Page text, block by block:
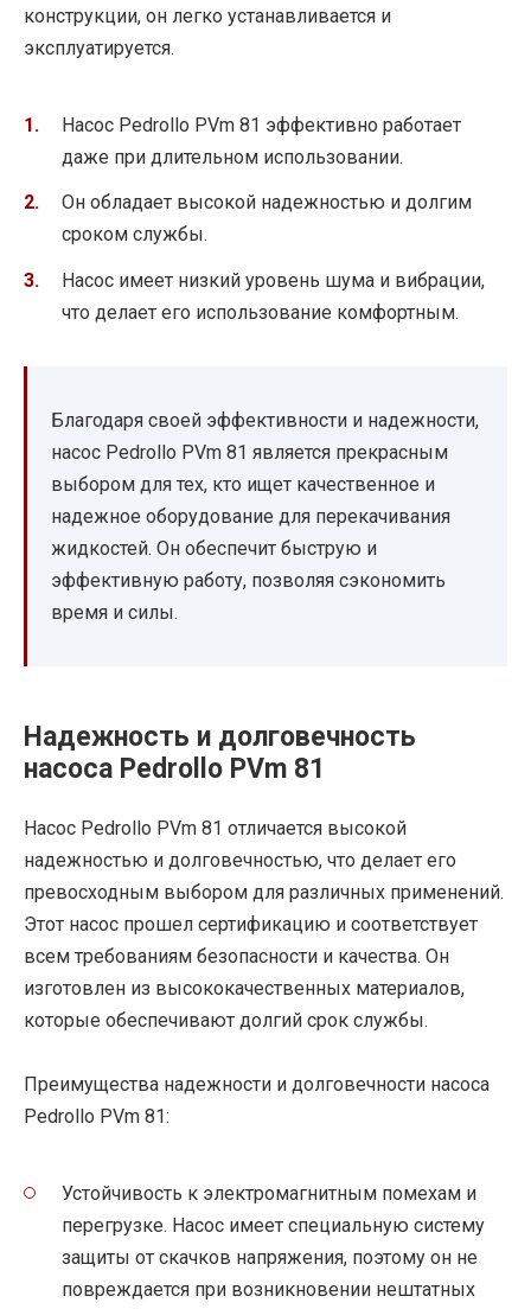
конструкции, он легко устанавливается и
эксплуатируется.
Насос Pedrollo PVm 81 эффективно работает
даже при длительном использовании.
Он обладает высокой надежностью и долгим
сроком службы.
Насос имеет низкий уровень шума и вибрации,
что делает его использование комфортным.
Благодаря своей эффективности и надежности,
насос Pedrollo PVm 81 является прекрасным
выбором для тех, кто ищет качественное и
надежное оборудование для перекачивания
жидкостей. Он обеспечит быструю и
эффективную работу, позволяя сэкономить
время и силы.
Надежность и долговечность
насоса Pedrollo PVm 81
Насос Pedrollo PVm 81 отличается высокой
надежностью и долговечностью, что делает его
превосходным выбором для различных применений.
Этот насос прошел сертификацию и соответствует
всем требованиям безопасности и качества. Он
изготовлен из высококачественных материалов,
которые обеспечивают долгий срок службы.
Преимущества надежности и долговечности насоса
Pedrollo PVm 81:
Устойчивость к электромагнитным помехам и
перегрузке. Насос имеет специальную систему
защиты от скачков напряжения, поэтому он не
повреждается при возникновении нештатных